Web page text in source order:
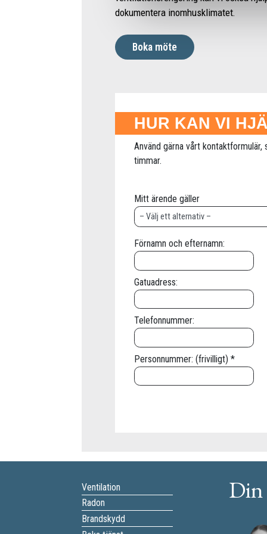
dokumentera inomhusklimatet.
Boka möte
HUR KAN VI
Använd gärna vårt
timmar.
Mitt ärende gäller
Förnamn och efternamn:
Gatuadress:
Telefonnummer:
Personnummer: (frivilligt) *
Ventilation
Radon
Brandskydd
Din